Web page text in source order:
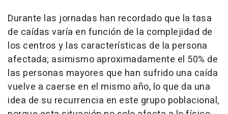
Durante las jornadas han recordado que la tasa
de caídas varía en función de la complejidad de
los centros y las características de la persona
afectada; asimismo aproximadamente el 50% de
las personas mayores que han sufrido una caída
vuelve a caerse en el mismo año, lo que da una
idea de su recurrencia en este grupo poblacional,